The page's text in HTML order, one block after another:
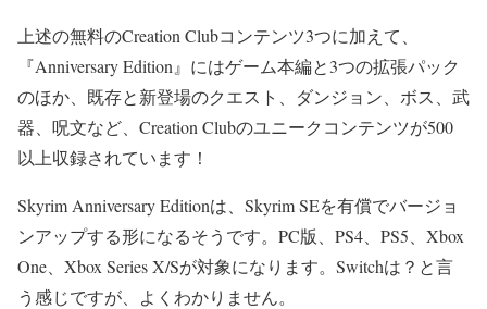
上述の無料のCreation Clubコンテンツ3つに加えて、
『Anniversary Edition』にはゲーム本編と3つの拡張パック
のほか、既存と新登場のクエスト、ダンジョン、ボス、武
器、呪文など、Creation Clubのユニークコンテンツが500
以上収録されています！
Skyrim Anniversary Editionは、Skyrim SEを有償でバージョ
ンアップする形になるそうです。PC版、PS4、PS5、Xbox
One、Xbox Series X/Sが対象になります。Switchは？と言
う感じですが、よくわかりません。